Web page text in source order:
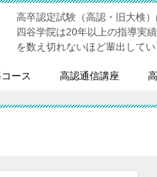
高卒認定試験（高認・旧大検
四谷学院は20年以上の指導実
を数え切れないほど輩出して
ース 高認通信講座